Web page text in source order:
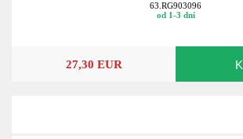
63.RG903096
od 1-3 dní
27,30 EUR